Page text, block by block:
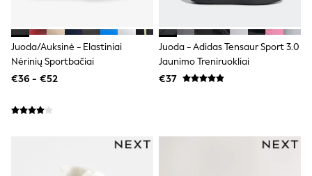
Polo Shirts
Blue
Black
White
Grey
Hype
Juoda/Auksinė - Elastiniai
Nėrinių Sportbačiai
€36 - €52
Juoda - Adidas Tensaur Sport 3.0
Jaunimo Treniruokliai
€37